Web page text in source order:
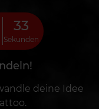
31
Sekunden
deine Idee